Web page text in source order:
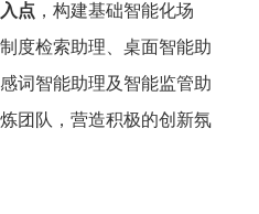
点 ，构建基础智能化场
度检索助理、桌面智能助
词智能助理及智能监管助
团队，营造积极的创新氛